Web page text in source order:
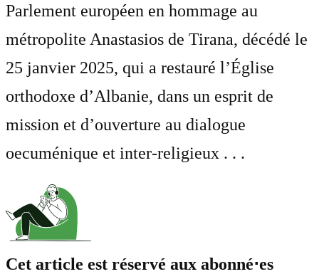
Parlement européen en hommage au
métropolite Anastasios de Tirana, décédé le
25 janvier 2025, qui a restauré l’Église
orthodoxe d’Albanie, dans un esprit de
mission et d’ouverture au dialogue
oecuménique et inter-religieux . . .
Cet article est réservé aux abonné⋅es